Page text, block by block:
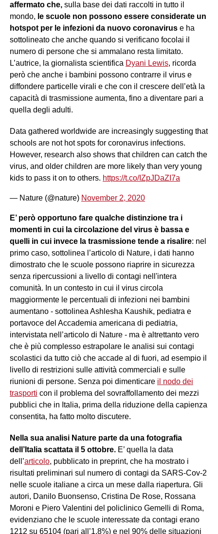
affermato che, sulla base dei dati raccolti in tutto il
mondo, le scuole non possono essere considerate un
hotspot per le infezioni da nuovo coronavirus e ha
sottolineato che anche quando si verificano focolai il
numero di persone che si ammalano resta limitato.
L’autrice, la giornalista scientifica Dyani Lewis, ricorda
però che anche i bambini possono contrarre il virus e
diffondere particelle virali e che con il crescere dell’età la
capacità di trasmissione aumenta, fino a diventare pari a
quella degli adulti.
Data gathered worldwide are increasingly suggesting that
schools are not hot spots for coronavirus infections.
However, research also shows that children can catch the
virus, and older children are more likely than very young
kids to pass it on to others. https://t.co/IZpJDaZI7a
— Nature (@nature) November 2, 2020
E’ però opportuno fare qualche distinzione tra i
momenti in cui la circolazione del virus è bassa e
quelli in cui invece la trasmissione tende a risalire: nel
primo caso, sottolinea l’articolo di Nature, i dati hanno
dimostrato che le scuole possono riaprire in sicurezza
senza ripercussioni a livello di contagi nell'intera
comunità. In un contesto in cui il virus circola
maggiormente le percentuali di infezioni nei bambini
aumentano - sottolinea Ashlesha Kaushik, pediatra e
portavoce del Accademia americana di pediatria,
intervistata nell’articolo di Nature - ma è altrettanto vero
che è più complesso estrapolare le analisi sui contagi
scolastici da tutto ciò che accade al di fuori, ad esempio il
livello di restrizioni sulle attività commerciali e sulle
riunioni di persone. Senza poi dimenticare il nodo dei
trasporti con il problema del sovraffollamento dei mezzi
pubblici che in Italia, prima della riduzione della capienza
consentita, ha fatto molto discutere.
Nella sua analisi Nature parte da una fotografia
dell’Italia scattata il 5 ottobre. E’ quella la data
dell’articolo, pubblicato in preprint, che ha mostrato i
risultati preliminari sul numero di contagi da SARS-Cov-2
nelle scuole italiane a circa un mese dalla riapertura. Gli
autori, Danilo Buonsenso, Cristina De Rose, Rossana
Moroni e Piero Valentini del policlinico Gemelli di Roma,
evidenziano che le scuole interessate da contagi erano
1212 su 65104 (pari all’1,8%) e nel 90% delle situazioni